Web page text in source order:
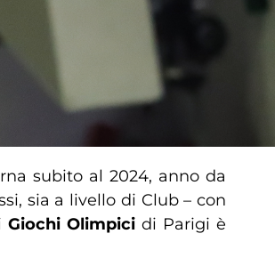
subito al 2024, anno da
sia a livello di Club – con
Giochi Olimpici di Parigi è